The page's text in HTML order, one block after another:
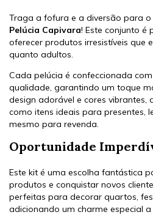
Traga a fofura e a diversão para
Pelúcia Capivara! Este conjunto é
oferecer produtos irresistíveis que
quanto adultos.
Cada pelúcia é confeccionada
qualidade, garantindo um toque
design adorável e cores vibrantes,
como itens ideais para presentes,
mesmo para revenda.
Oportunidade
Este kit é uma escolha fantástica
produtos e conquistar novos
perfeitas para decorar quartos,
adicionando um charme especial